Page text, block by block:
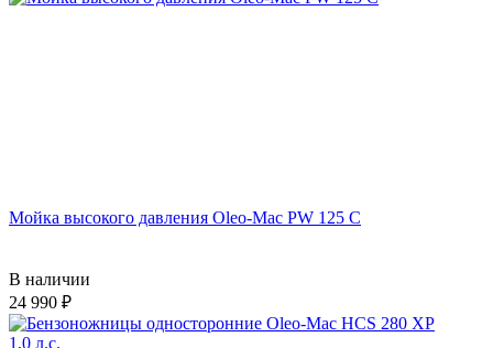
Мойка высокого давления Oleo-Mac PW 125 C
В наличии
24 990